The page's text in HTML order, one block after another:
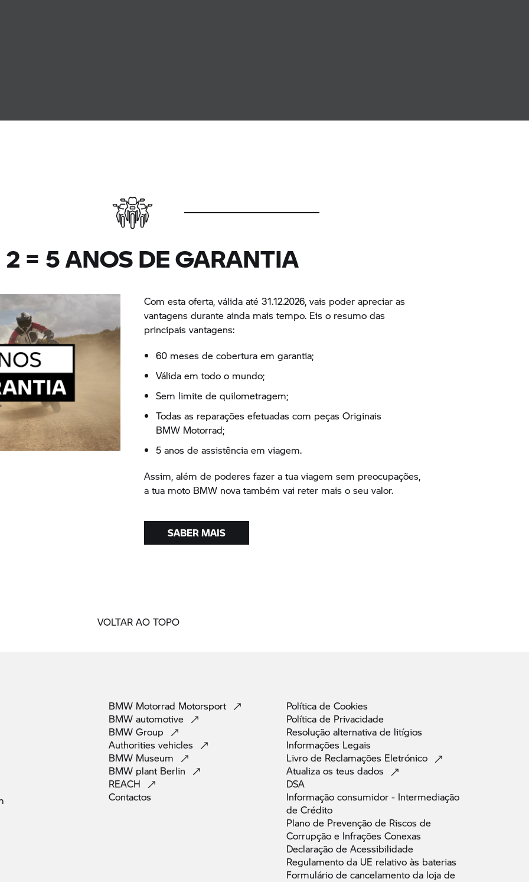
= 5 ANOS DE GARANTIA
Com esta oferta, válida até 31.12.2026, vais poder apreciar as
vantagens durante ainda mais tempo. Eis o resumo das
principais vantagens:
60 meses de cobertura em garantia;
Válida em todo o mundo;
Sem limite de quilometragem;
Todas as reparações efetuadas com peças Originais
BMW Motorrad;
5 anos de assistência em viagem.
Assim, além de poderes fazer a tua viagem sem preocupações,
a tua moto BMW nova também vai reter mais o seu valor.
SABER MAIS
VOLTAR AO TOPO
BMW Motorrad Motorsport
BMW automotive
BMW Group
Authorities vehicles
BMW Museum
BMW plant Berlin
REACH
Contactos
Política de Cookies
Política de Privacidade
Resolução alternativa de litígios
Informações Legais
Livro de Reclamações Eletrónico
Atualiza os teus dados
DSA
Informação consumidor - Intermediação
de Crédito
Plano de Prevenção de Riscos de
Corrupção e Infrações Conexas
Declaração de Acessibilidade
Regulamento da UE relativo às baterias
Formulário de cancelamento da loja de